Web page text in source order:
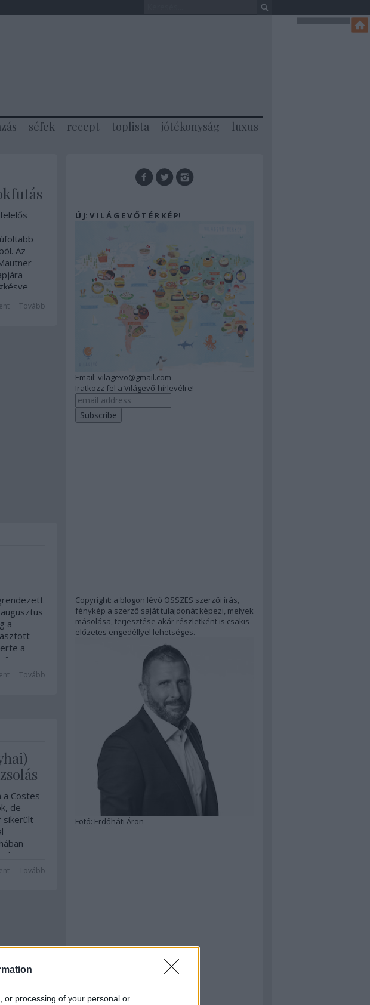
or processing of your personal or
séfek recept toplista jótékonyság luxus
Az
Tovább
a
a
az
Tovább
a Costes-
de
sikerült
1-2-3
Tovább
Ú J: V I L Á G E V Ő T É R K É P!
Email: vilagevo@gmail.com
Iratkozz fel a Világevő-hírlevélre!
Copyright: a blogon lévő ÖSSZES szerzői írás,
fénykép a szerző saját tulajdonát képezi, melyek
másolása, terjesztése akár részletként is csakis
előzetes engedéllyel lehetséges.
Fotó: Erdőháti Áron